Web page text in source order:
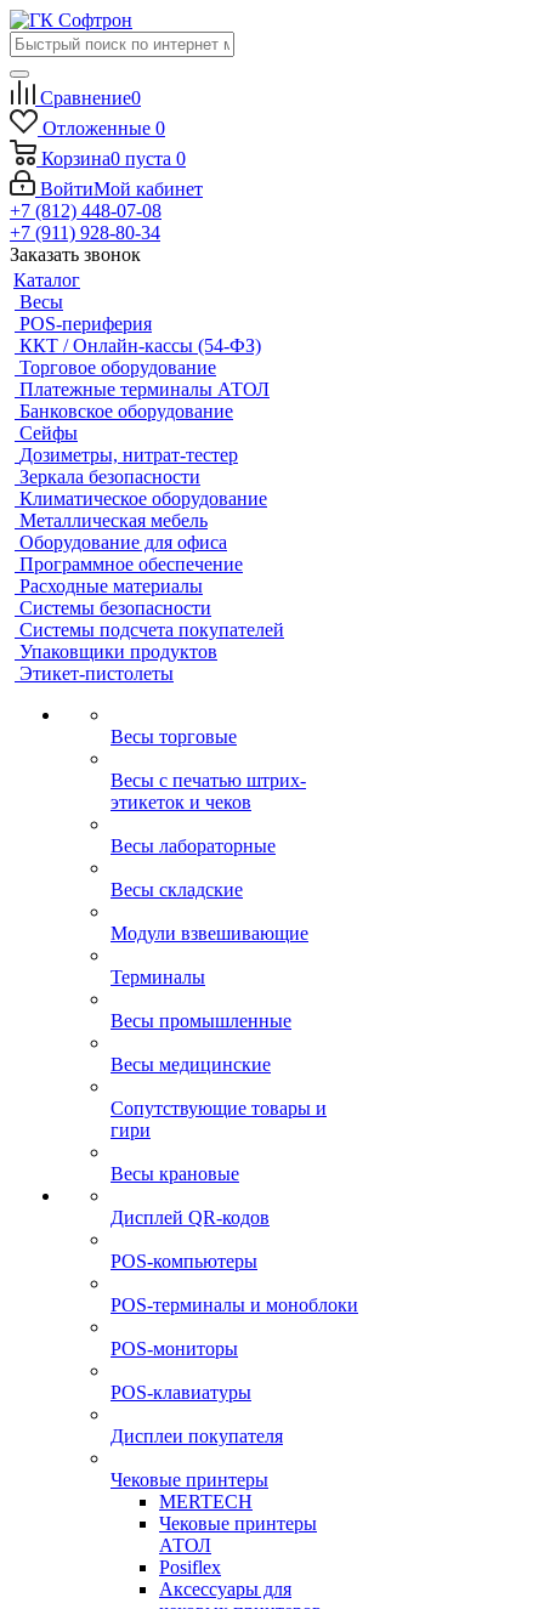
Сравнение0
Отложенные 0
Корзина0 пуста 0
ВойтиМой кабинет
+7 (812) 448-07-08
+7 (911) 928-80-34
Заказать звонок
Каталог
Весы
POS-периферия
ККТ / Онлайн-кассы (54-ФЗ)
Торговое оборудование
Платежные терминалы АТОЛ
Банковское оборудование
Сейфы
Дозиметры, нитрат-тестер
Зеркала безопасности
Климатическое оборудование
Металлическая мебель
Оборудование для офиса
Программное обеспечение
Расходные материалы
Системы безопасности
Системы подсчета покупателей
Упаковщики продуктов
Этикет-пистолеты
Весы торговые
Весы с печатью штрих-
этикеток и чеков
Весы лабораторные
Весы складские
Модули взвешивающие
Терминалы
Весы промышленные
Весы медицинские
Сопутствующие товары и
гири
Весы крановые
Дисплей QR-кодов
POS-компьютеры
POS-терминалы и моноблоки
POS-мониторы
POS-клавиатуры
Дисплеи покупателя
Чековые принтеры
MERTECH
Чековые принтеры
АТОЛ
Posiflex
Аксессуары для